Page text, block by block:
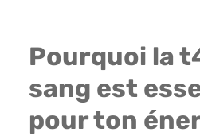
Pourquoi la
sang est
pour ton